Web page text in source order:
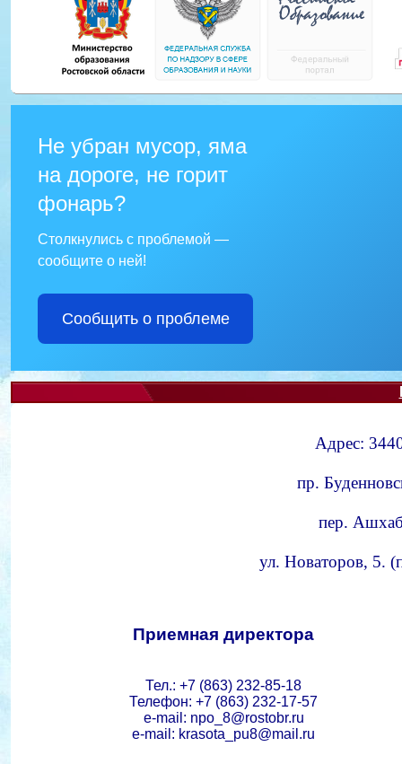
Не убран мусор, яма
на дороге, не горит
фонарь?
Столкнулись с проблемой —
сообщите о ней!
Сообщить о проблеме
Адрес:
пр.
пер.
ул. Новаторов, 5.
Приемная директора
Тел.: +7 (863) 232-85-18
Телефон: +7 (863) 232-17-57
e-mail: npo_8@rostobr.ru
e-mail: krasota_pu8@mail.ru